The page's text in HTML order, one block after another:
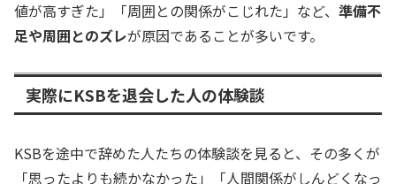
値が高すぎた」「周囲との関係がこじれた」など、 準備不
足や周囲とのズレが原因であることが多いです。
実際にKSBを退会した人の体験談
KSBを途中で辞めた人たちの体験談を見ると、その多くが
「思ったよりも続かなかった」「人間関係がしんどくなっ